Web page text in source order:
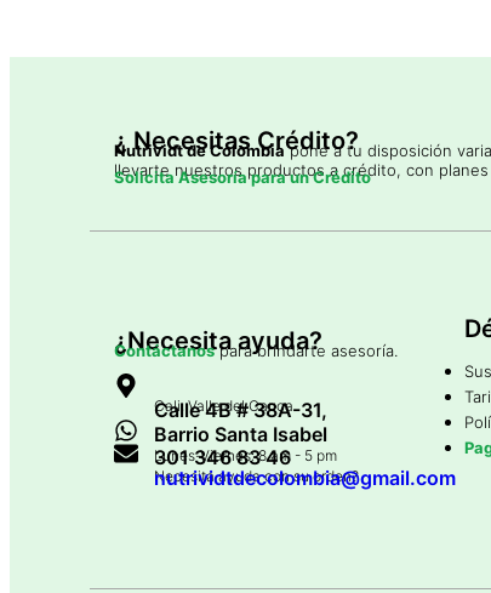
¿ Necesitas Crédito?
Nutrividt de Colombiapone a tu disposición
llevarte nuestros productos a crédito, con
Solicita Asesoría para un Crédito
¿Necesita ayuda?
Contáctanospara brindarte asesoría.
Cali, Valle del Cauca
Calle 4B # 38A-31,
Barrio Santa Isabel
Lunes-Viernes: 8 am - 5 pm
301 346 83 46
Necesita ayuda con su orden?
nutrividtdecolombia@gmail.com